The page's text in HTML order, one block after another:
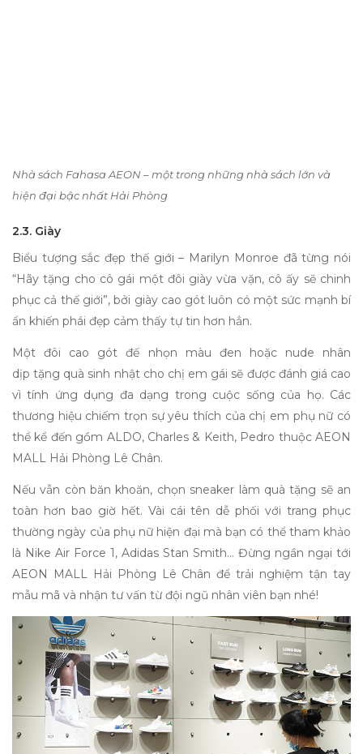
Nhà sách Fahasa AEON – một trong những nhà sách lớn và
hiện đại bậc nhất Hải Phòng
2.3. Giày
Biểu tượng sắc đẹp thế giới – Marilyn Monroe đã từng nói
“Hãy tặng cho cô gái một đôi giày vừa vặn, cô ấy sẽ chinh
phục cả thế giới”, bởi giày cao gót luôn có một sức mạnh bí
ẩn khiến phái đẹp cảm thấy tự tin hơn hẳn.
Một đôi cao gót đế nhọn màu đen hoặc nude nhân
dịptặng quà sinh nhật cho chị em gái sẽ được đánh giá cao
vì tính ứng dụng đa dạng trong cuộc sống của họ. Các
thương hiệu chiếm trọn sự yêu thích của chị em phụ nữ có
thể kể đến gồm ALDO, Charles & Keith, Pedro thuộc AEON
MALL Hải Phòng Lê Chân.
Nếu vẫn còn băn khoăn, chọn sneaker làm quà tặng sẽ an
toàn hơn bao giờ hết. Vài cái tên dễ phối với trang phục
thường ngày của phụ nữ hiện đại mà bạn có thể tham khảo
là Nike Air Force 1, Adidas Stan Smith… Đừng ngần ngại tới
AEON MALL Hải Phòng Lê Chân để trải nghiệm tận tay
mẫu mã và nhận tư vấn từ đội ngũ nhân viên bạn nhé!